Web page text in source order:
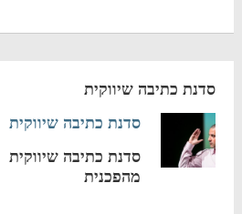
סדנת כתיבה שיווקית
סדנת כתיבה שיווקית
סדנת כתיבה שיווקית
מהפכנית